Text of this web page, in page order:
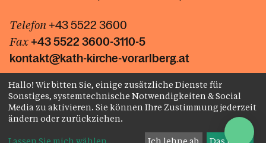
Telefon +43 5522 3600
Fax+43 5522 3600-3110-5
kontakt@kath-kirche-vorarlberg.at
Kontakt
Hallo! Wir bitten Sie, einige zusätzliche Dienste für
Sonstiges, systemtechnische Notwendigkeiten & Social
Media zu aktivieren. Sie können Ihre Zustimmung jederzeit
ändern oder zurückziehen.